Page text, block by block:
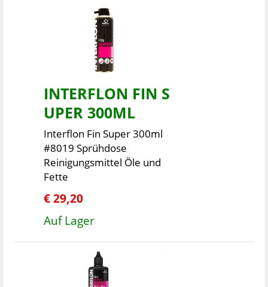
INTERFLON FIN S
UPER 300ML
Interflon Fin Super 300ml
#8019 Sprühdose
Reinigungsmittel Öle und
Fette
€ 29,20
Auf Lager